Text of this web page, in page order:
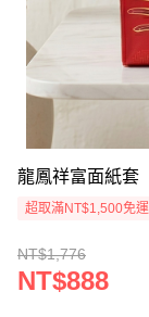
龍鳳祥富面紙套
超取滿NT$1,500免運
NT$1,776
NT$888